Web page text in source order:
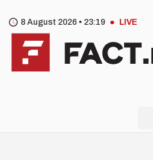
8 August 2026 • 23:19 LIVE